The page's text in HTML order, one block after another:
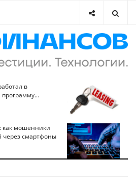
в
программу...
как мошенники
через смартфоны